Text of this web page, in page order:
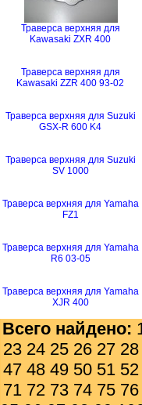
Траверса верхняя для
Kawasaki ZXR 400
Траверса верхняя для
Kawasaki ZZR 400 93-02
Траверса верхняя для Suzuki
GSX-R 600 K4
Траверса верхняя для Suzuki
SV 1000
Траверса верхняя для Yamaha
FZ1
Траверса верхняя для Yamaha
R6 03-05
Траверса верхняя для Yamaha
XJR 400
Всего найдено:
23 24 25 26 27 28
47 48 49 50 51 52
71 72 73 74 75 76